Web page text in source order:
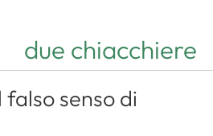
due chiacchiere
senso di